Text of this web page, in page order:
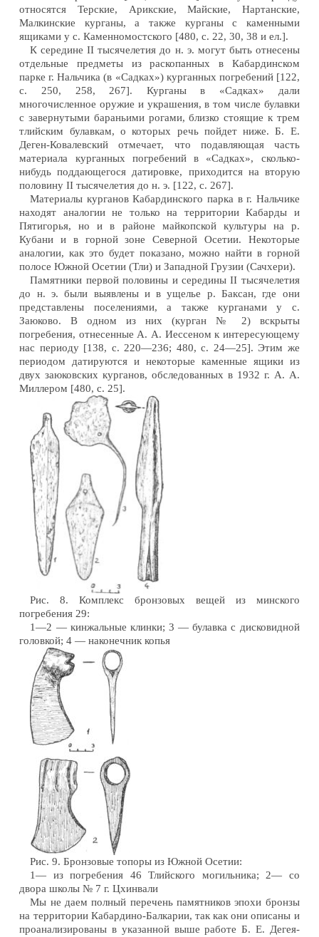
относятся Терские, Арикские, Майские, Нартанские,
Малкинские курганы, а также курганы с каменными
ящиками у с. Каменномостского [480, с. 22, 30, 38 и ел.].
К середине II тысячелетия до н. э. могут быть отнесены
отдельные предметы из раскопанных в Кабардинском
парке г. Нальчика (в «Садках») курганных погребений [122,
с. 250, 258, 267]. Курганы в «Садках» дали
многочисленное оружие и украшения, в том числе булавки
с завернутыми бараньими рогами, близко стоящие к трем
тлийским булавкам, о которых речь пойдет ниже. Б. Е.
Деген-Ковалевский отмечает, что подавляющая часть
материала курганных погребений в «Садках», сколько-
нибудь поддающегося датировке, приходится на вторую
половину II тысячелетия до н. э. [122, с. 267].
Материалы курганов Кабардинского парка в г. Нальчике
находят аналогии не только на территории Кабарды и
Пятигорья, но и в районе майкопской культуры на р.
Кубани и в горной зоне Северной Осетии. Некоторые
аналогии, как это будет показано, можно найти в горной
полосе Южной Осетии (Тли) и Западной Грузии (Сачхери).
Памятники первой половины и середины II тысячелетия
до н. э. были выявлены и в ущелье р. Баксан, где они
представлены поселениями, а также курганами у с.
Заюково. В одном из них (курган № 2) вскрыты
погребения, отнесенные А. А. Иессеном к интересующему
нас периоду [138, с. 220—236; 480, с. 24—25]. Этим же
периодом датируются и некоторые каменные ящики из
двух заюковских курганов, обследованных в 1932 г. А. А.
Миллером [480, с. 25].
Рис. 8. Комплекс бронзовых вещей из минского
погребения 29:
1—2 — кинжальные клинки; 3 — булавка с дисковидной
головкой; 4 — наконечник копья
Рис. 9. Бронзовые топоры из Южной Осетии:
1— из погребения 46 Тлийского могильника; 2— со
двора школы № 7 г. Цхинвали
Мы не даем полный перечень памятников эпохи бронзы
на территории Кабардино-Балкарии, так как они описаны и
проанализированы в указанной выше работе Б. Е. Дегея-